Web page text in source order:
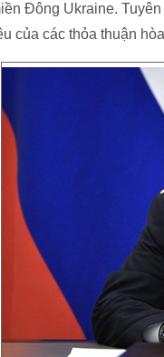
Đông Ukraine.
của các thỏa thuận